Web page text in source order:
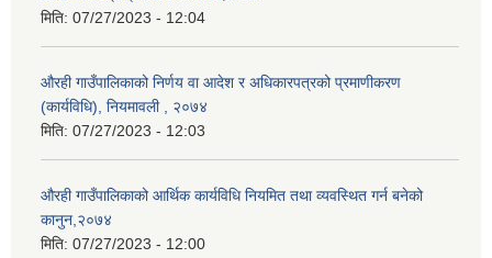
मिति: 07/27/2023 - 12:04
औरही गाउँपालिकाको निर्णय वा आदेश र अधिकारपत्रको प्रमाणीकरण
(कार्यविधि), नियमावली , २०७४
मिति: 07/27/2023 - 12:03
औरही गाउँपालिकाको आर्थिक कार्यविधि नियमित तथा व्यवस्थित गर्न बनेको
कानुन,२०७४
मिति: 07/27/2023 - 12:00